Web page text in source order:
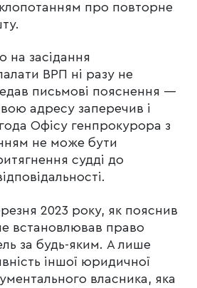
клопотанням про повторне
на засідання
ВРП ні разу не
письмові пояснення —
адресу заперечив і
Офісу генпрокурора з
не може бути
судді до
2023 року, як пояснив
встановлював право
за будь-яким. А лише
іншої юридичної
власника, яка